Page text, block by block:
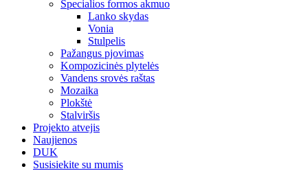
Specialios formos akmuo
Lanko skydas
Vonia
Stulpelis
Pažangus pjovimas
Kompozicinės plytelės
Vandens srovės raštas
Mozaika
Plokštė
Stalviršis
Projekto atvejis
Naujienos
DUK
Susisiekite su mumis